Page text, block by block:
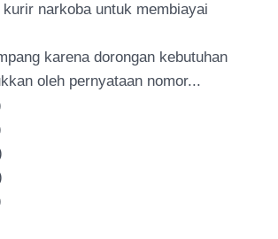
narkoba untuk membiayai
karena dorongan kebutuhan
oleh pernyataan nomor...